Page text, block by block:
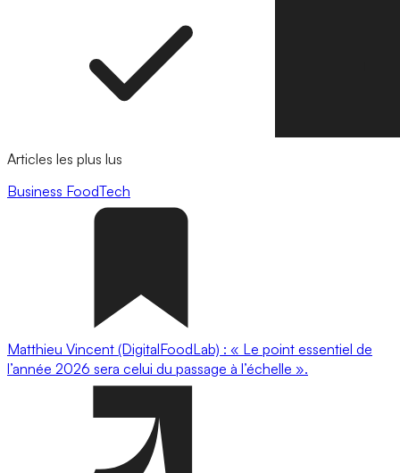
Articles les plus lus
Business FoodTech
Matthieu Vincent (DigitalFoodLab) : « Le point essentiel de
l’année 2026 sera celui du passage à l’échelle ».